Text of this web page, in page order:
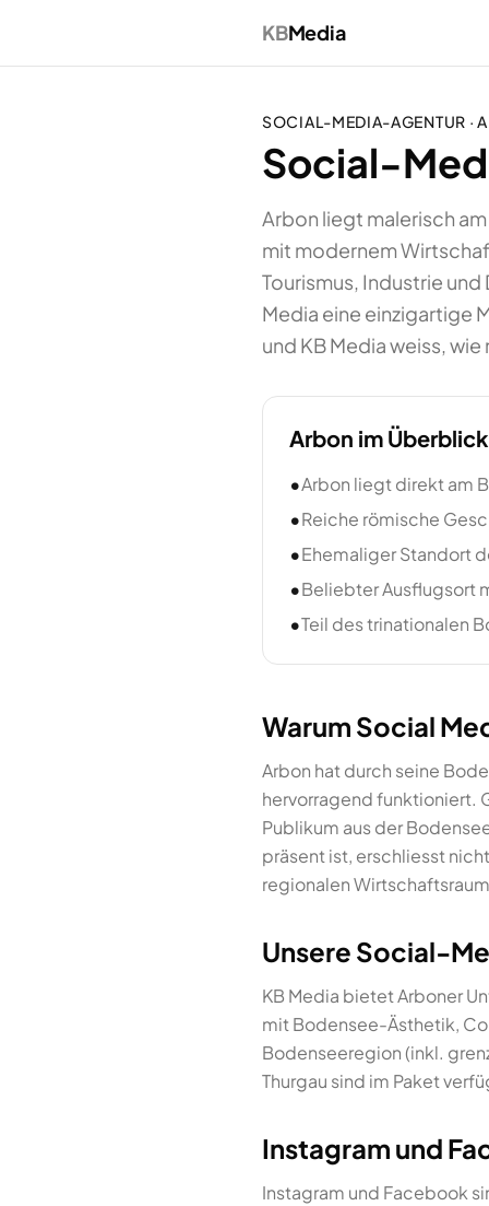
KBMedia
SOCIAL-MEDIA-AGENTUR ·
Social-
Arbon liegt malerisch
mit modernem
Tourismus, Industrie
Media eine einzigartige
und KB Media weiss,
Arbon im Überblick
•Arbon liegt direkt am
•Reiche römische
•Ehemaliger Standort
•Beliebter Ausflugsort
•Teil des trinationalen
Warum Social
Arbon hat durch seine
hervorragend funktioniert.
Publikum aus der
präsent ist, erschliesst
regionalen
Unsere Social-
KB Media bietet Arboner
mit Bodensee-Ästhetik,
Bodenseeregion (inkl.
Thurgau sind im Paket
Instagram und
Instagram und Facebook